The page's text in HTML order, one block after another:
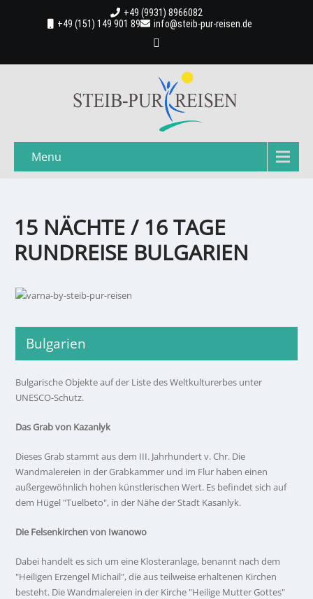
+49 (9931) 8966082
+49 (151) 149 901 89
info@steib-pur-reisen.de
Menu
15 NÄCHTE / 16 TAGE
RUNDREISE BULGARIEN
Bulgarien
Bulgarische Objekte auf der Liste des Weltkulturerbes unter
UNESCO-Schutz.
Das Grab von Kazanlyk
Dieses Grab stammt aus dem III. Jahrhundert v. Chr. Die
Wandmalereien in der Grabkammer und im Flur haben einen
außergewöhnlich hohen künstlerischen Wert. Es befindet sich auf
dem Hügel "Tuelbeto", in der Nähe der Stadt Kasanlyk.
Die Felsenkirchen von Iwanowo
Dabei handelt es sich um eine Klosteranlage, benannt nach dem
"Heiligen Erzengel Michail", die aus teilweise erhaltenen Kirchen
besteht. Die Wandmalereien in der Kirche "Heilige Mutter Gottes"